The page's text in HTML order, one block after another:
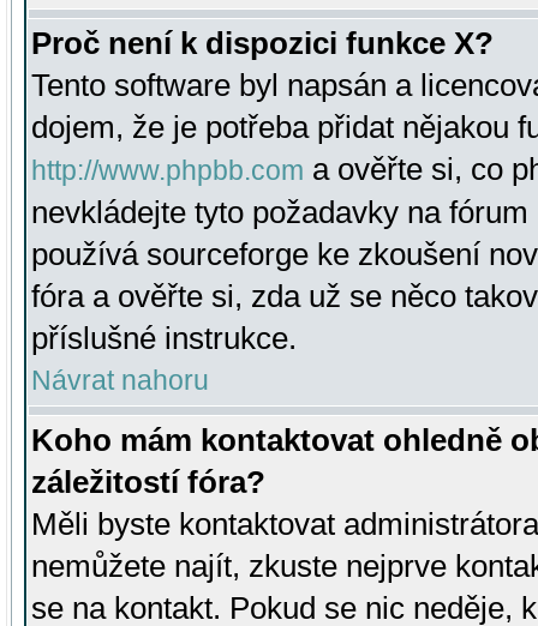
Proč není k dispozici funkce X?
Tento software byl napsán a
dojem, že je potřeba přidat nějakou
http://www.phpbb.com a ověřte si, co
nevkládejte tyto požadavky na
používá sourceforge ke zkoušení
fóra a ověřte si, zda už se něco
příslušné instrukce.
Návrat nahoru
Koho mám kontaktovat ohledně
záležitostí fóra?
Měli byste kontaktovat
nemůžete najít, zkuste nejprve
se na kontakt. Pokud se nic neděje,